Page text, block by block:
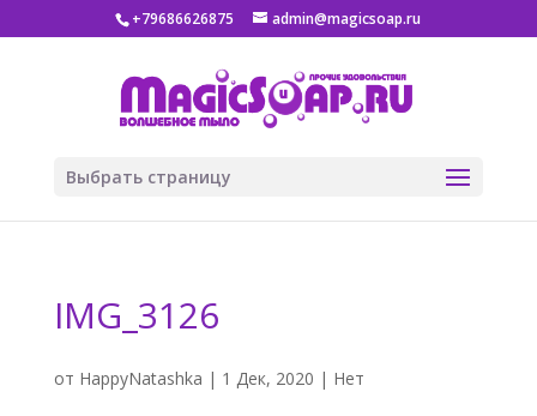
+79686626875 admin@magicsoap.ru
Выбрать страницу
IMG_3126
от HappyNatashka | 1 Дек, 2020 | Нет